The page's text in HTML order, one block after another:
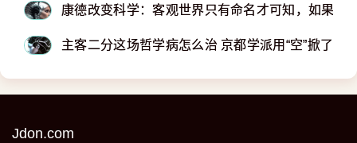
康德改变科学：客观世界只有命名才可知，如果命
主客二分这场哲学病怎么治 京都学派用“空”掀了西
Jdon.com